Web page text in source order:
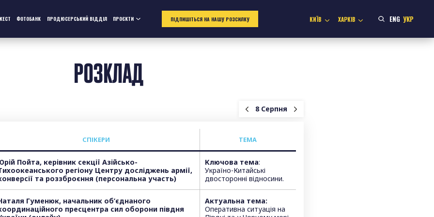
ФОТОБАНК ПРОДЮСЕРСЬКИЙ ВІДДІЛ ПРОЄКТИ ПІДПИШІТЬСЯ НА НАШУ РОЗСИЛКУ КИЇВ ХАРКІВ ENG УКР
РОЗКЛАД
8 Серпня
СПІКЕРИ ТЕМА
Пойта, керівник секції Азійсько-
регіону Центру досліджень армії,
та роззброєння (персональна участь)
Ключова тема:
Україно-Китайські
двосторонні відносини.
Гуменюк, начальник об’єднаного
пресцентра сил оборони півдня
Актуальна тема:
Оперативна ситуація на